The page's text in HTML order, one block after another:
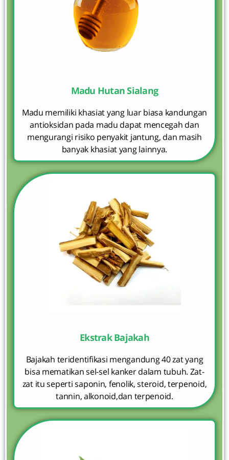
Madu Hutan Sialang
Madu memiliki khasiat yang luar biasa kandungan
antioksidan pada madu dapat mencegah dan
mengurangi risiko penyakit jantung, dan masih
banyak khasiat yang lainnya.
Ekstrak Bajakah
Bajakah teridentifikasi mengandung 40 zat yang
bisa mematikan sel-sel kanker dalam tubuh. Zat-
zat itu seperti saponin, fenolik, steroid, terpenoid,
tannin, alkonoid,dan terpenoid.